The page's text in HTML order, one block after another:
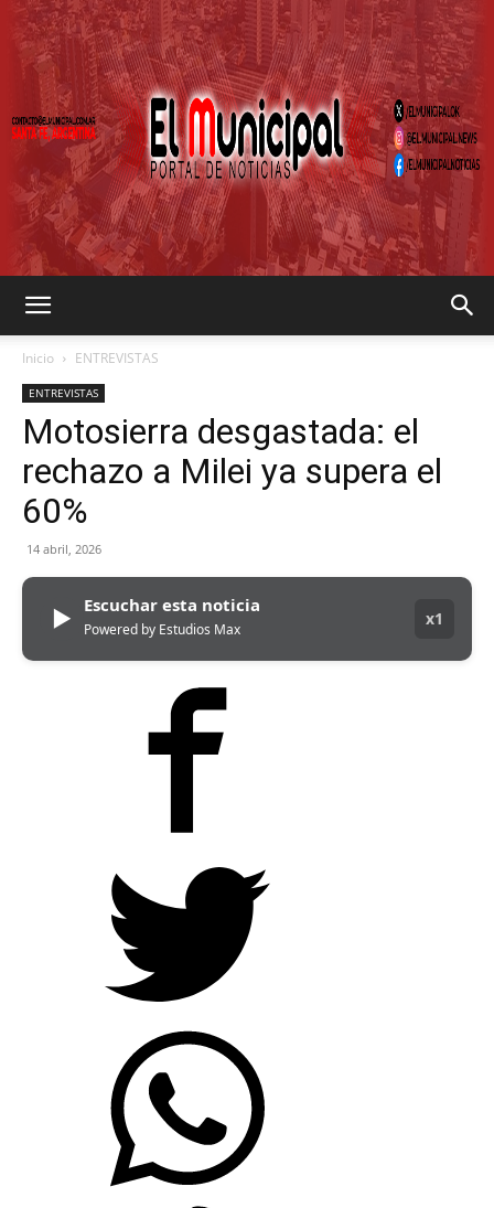
MUNICIPAL
Inicio ENTREVISTAS
ENTREVISTAS
Motosierra desgastada: el
rechazo a Milei ya supera el
60%
14 abril, 2026
▶ Escuchar esta noticia
Powered by Estudios Max
x1